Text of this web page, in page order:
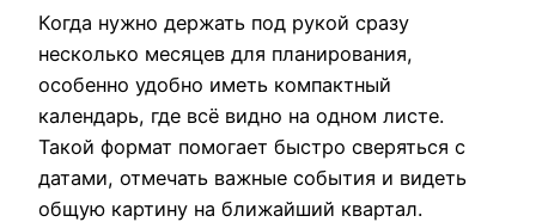
Когда нужно держать под рукой сразу
несколько месяцев для планирования,
особенно удобно иметь компактный
календарь, где всё видно на одном листе.
Такой формат помогает быстро сверяться с
датами, отмечать важные события и видеть
общую картину на ближайший квартал.